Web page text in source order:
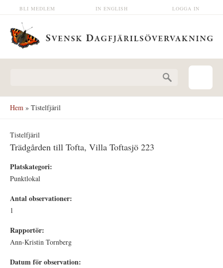
Hoppa till huvudinnehåll LOGGA IN
IN ENGLISH
BLI MEDLEM
Hem » Tistelfjäril
Tistelfjäril
Trädgården till Tofta, Villa Toftasjö 223
Platskategori:
Punktlokal
Antal observationer:
1
Rapportör:
Ann-Kristin Tornberg
Datum för observation: